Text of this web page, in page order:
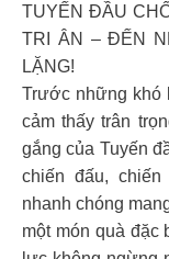
TUYẾN ĐẦU
TRI ÂN – ĐẾN
LẶNG!
Trước những khó
cảm thấy trân
gắng của Tuyến
chiến đấu,
nhanh chóng
một món quà đặc